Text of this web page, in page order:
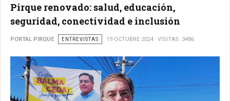
Pirque renovado: salud, educación,
seguridad, conectividad e inclusión
PORTAL PIRQUE ENTREVISTAS 19 OCTUBRE 2024 VISITAS: 3486